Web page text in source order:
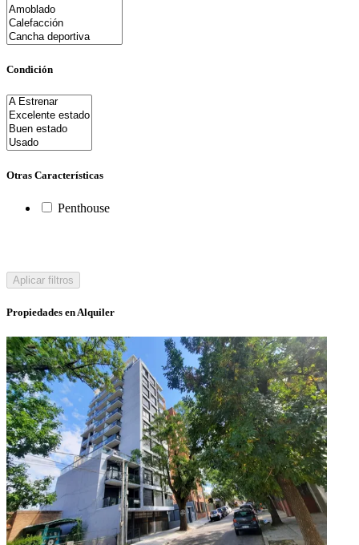
Condición
Otras Características
Penthouse
Aplicar filtros
Propiedades en Alquiler